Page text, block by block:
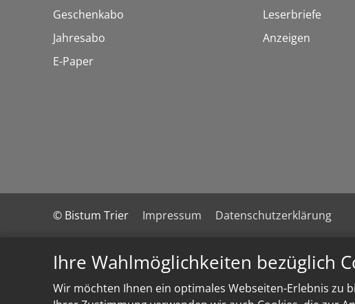
Ihre Wahlmöglichkeiten bezüglich
Wir möchten Ihnen ein optimales Webseiten-Erlebnis zu
Geschenkabo
Jahresabo
E-Paper
Leserbriefe
Anzeigen
© Bistum Trier Impressum Datenschutzerklärung